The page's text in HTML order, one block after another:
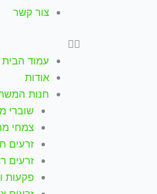
צור קשר
עמוד הבית
אודות
חנות
שוברי
צמחי
זרעים
זרעים
פקעות